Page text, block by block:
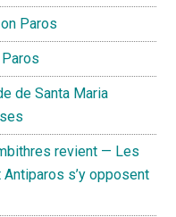
Paros
de Santa Maria
revient — Les
s’y opposent